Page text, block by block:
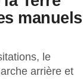
manuels
le
arrière et